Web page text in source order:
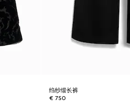
绉纱缎长裤
€ 750